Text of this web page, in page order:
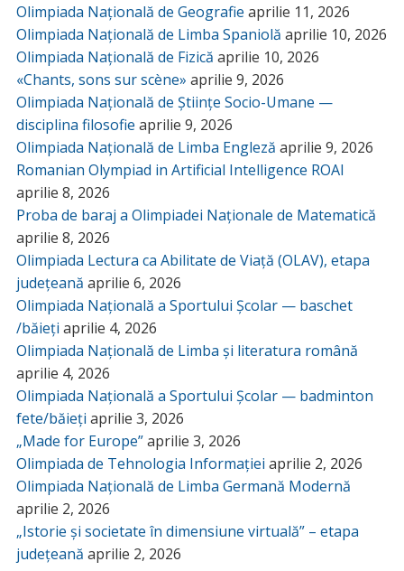
Olimpiada Națională de Geografie aprilie 11, 2026
Olimpiada Națională de Limba Spaniolă aprilie 10, 2026
Olimpiada Națională de Fizică aprilie 10, 2026
«Chants, sons sur scène» aprilie 9, 2026
Olimpiada Națională de Științe Socio-Umane —
disciplina filosofie aprilie 9, 2026
Olimpiada Națională de Limba Engleză aprilie 9, 2026
Romanian Olympiad in Artificial Intelligence ROAI
aprilie 8, 2026
Proba de baraj a Olimpiadei Naționale de Matematică
aprilie 8, 2026
Olimpiada Lectura ca Abilitate de Viață (OLAV), etapa
județeană aprilie 6, 2026
Olimpiada Națională a Sportului Școlar — baschet
/băieți aprilie 4, 2026
Olimpiada Națională de Limba și literatura română
aprilie 4, 2026
Olimpiada Națională a Sportului Școlar — badminton
fete/băieți aprilie 3, 2026
„Made for Europe”aprilie 3, 2026
Olimpiada de Tehnologia Informației aprilie 2, 2026
Olimpiada Națională de Limba Germană Modernă
aprilie 2, 2026
„Istorie și societate în dimensiune virtuală” – etapa
județeană aprilie 2, 2026